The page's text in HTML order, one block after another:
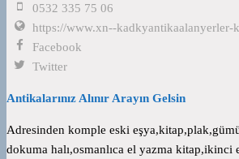
0532 335 75 06
https://www.xn--kadkyantikaalanyerler-
Facebook
Twitter
Antikalarınız Alınır Arayın Gelsin
Adresinden komple eski
dokuma halı,osmanlıca el yazma kitap,ikinci